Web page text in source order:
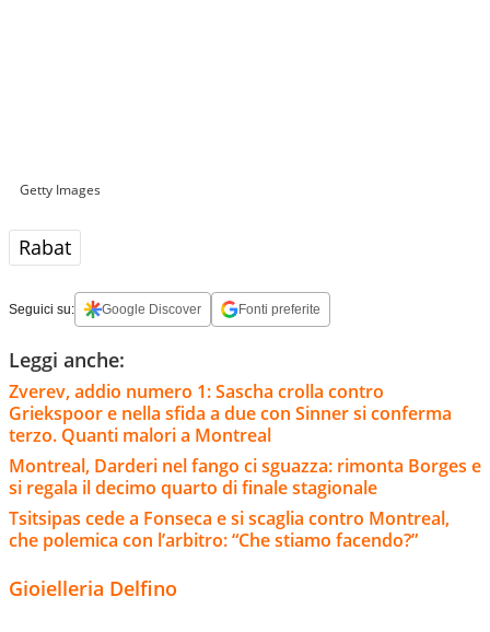
Getty Images
Rabat
Seguici su: Google Discover Fonti preferite
Leggi anche:
Zverev, addio numero 1: Sascha crolla contro
Griekspoor e nella sfida a due con Sinner si conferma
terzo. Quanti malori a Montreal
Montreal, Darderi nel fango ci sguazza: rimonta Borges e
si regala il decimo quarto di finale stagionale
Tsitsipas cede a Fonseca e si scaglia contro Montreal,
che polemica con l’arbitro: “Che stiamo facendo?”
Gioielleria Delfino